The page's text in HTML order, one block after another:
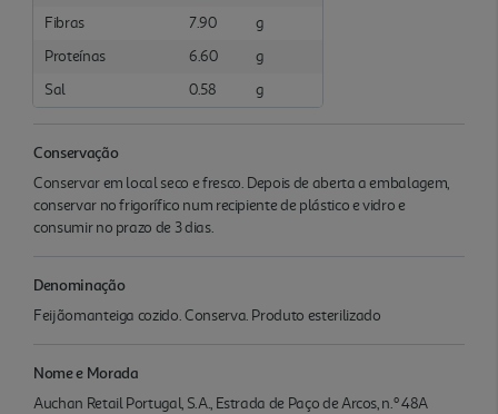
Fibras
7.90
g
Proteínas
6.60
g
Sal
0.58 g
Conservação
Conservar em local seco e fresco. Depois de aberta a embalagem,
conservar no frigorífico num recipiente de plástico e vidro e
consumir no prazo de 3 dias.
Denominação
Feijãomanteiga cozido. Conserva. Produto esterilizado
Nome e Morada
Auchan Retail Portugal, S.A., Estrada de Paço de Arcos, n.º 48A